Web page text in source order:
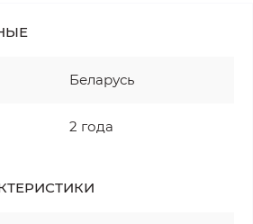
Беларусь
2 года